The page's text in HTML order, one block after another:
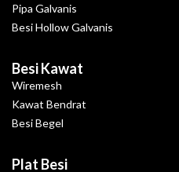
Pipa Galvanis
Besi Hollow Galvanis
Besi Kawat
Wiremesh
Kawat Bendrat
Besi Begel
Plat Besi